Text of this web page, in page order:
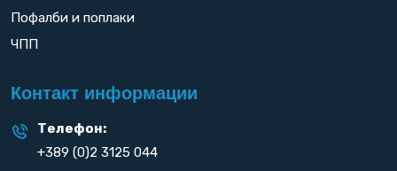
Пофалби и поплаки
ЧПП
Контакт информации
Телефон:
+389 (0)2 3125 044